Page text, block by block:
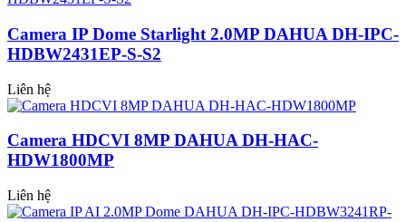
Camera IP Dome Starlight 2.0MP DAHUA DH-IPC-
HDBW2431EP-S-S2
Liên hệ
Camera HDCVI 8MP DAHUA DH-HAC-
HDW1800MP
Liên hệ